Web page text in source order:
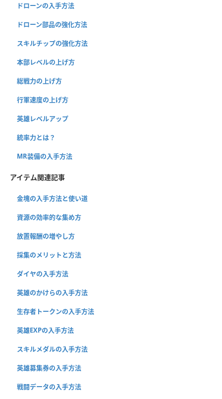
ドローンの入手方法
ドローン部品の強化方法
スキルチップの強化方法
本部レベルの上げ方
総戦力の上げ方
行軍速度の上げ方
英雄レベルアップ
統率力とは？
MR装備の入手方法
アイテム関連記事
金塊の入手方法と使い道
資源の効率的な集め方
放置報酬の増やし方
採集のメリットと方法
ダイヤの入手方法
英雄のかけらの入手方法
生存者トークンの入手方法
英雄EXPの入手方法
スキルメダルの入手方法
英雄募集券の入手方法
戦闘データの入手方法